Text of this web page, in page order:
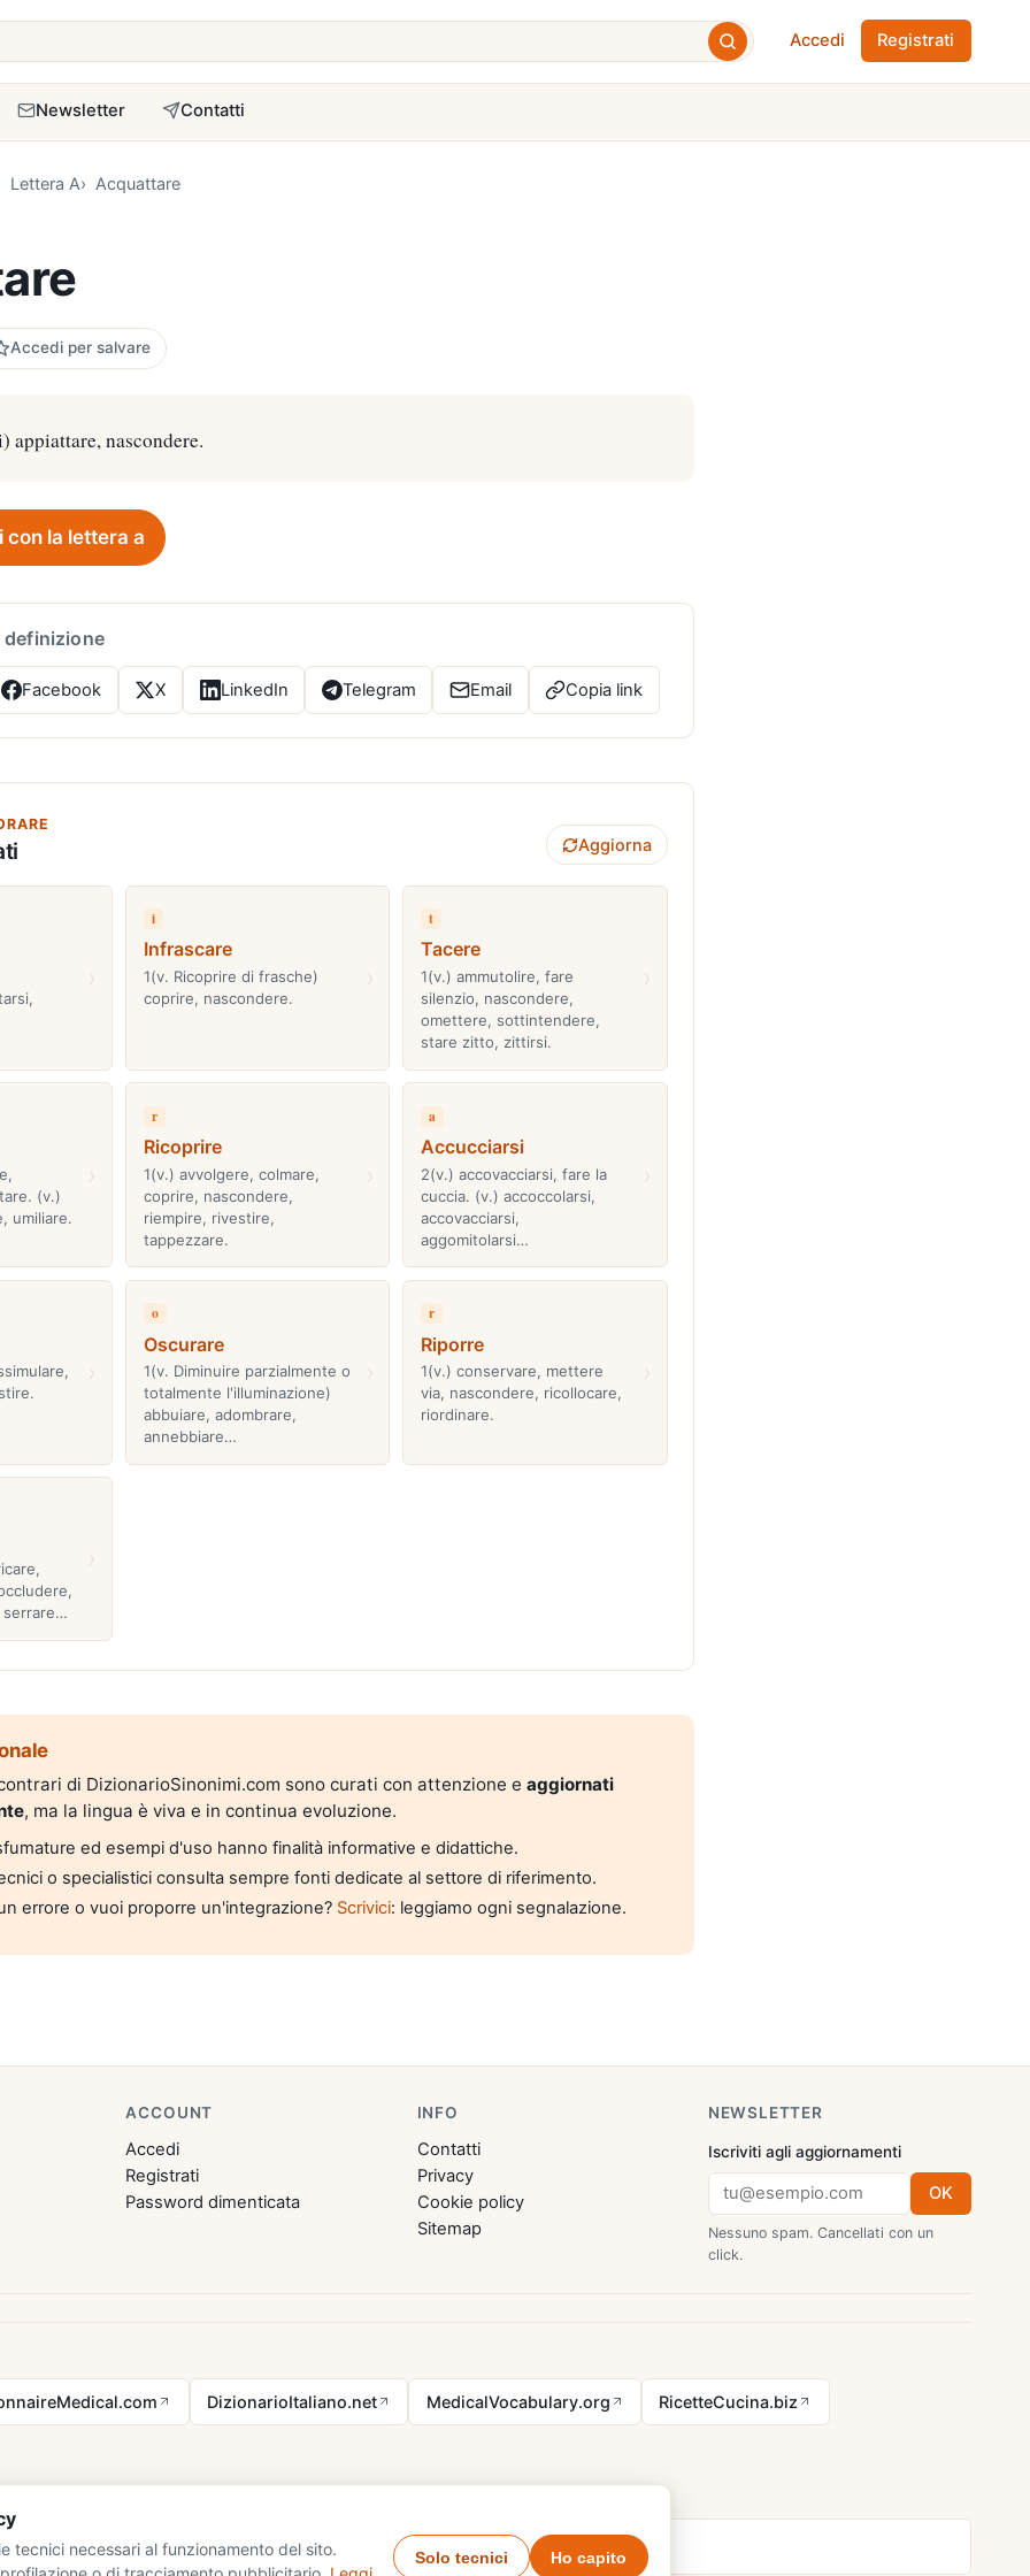
Accedi Registrati
Newsletter Contatti
Lettera A Acquattare
Accedi per salvare
appiattare, nascondere.
con la lettera a
Facebook X LinkedIn Telegram Email Copia link
Aggiorna
i
Infrascare
1(v. Ricoprire di frasche)
coprire, nascondere.
t
Tacere
1(v.) ammutolire, fare
silenzio, nascondere,
omettere, sottintendere,
stare zitto, zittirsi.
(v.)
umiliare.
r
Ricoprire
1(v.) avvolgere, colmare,
coprire, nascondere,
riempire, rivestire,
tappezzare.
a
Accucciarsi
2(v.) accovacciarsi, fare la
cuccia. (v.) accoccolarsi,
accovacciarsi,
aggomitolarsi…
o
Oscurare
1(v. Diminuire parzialmente o
totalmente l'illuminazione)
abbuiare, adombrare,
annebbiare…
r
Riporre
1(v.) conservare, mettere
via, nascondere, ricollocare,
riordinare.
serrare…
di DizionarioSinonimi.com sono curati con attenzione e aggiornati
, ma la lingua è viva e in continua evoluzione.
ed esempi d'uso hanno finalità informative e didattiche.
o specialistici consulta sempre fonti dedicate al settore di riferimento.
errore o vuoi proporre un'integrazione? Scrivici: leggiamo ogni segnalazione.
ACCOUNT
Accedi
Registrati
Password dimenticata
INFO
Contatti
Privacy
Cookie policy
Sitemap
NEWSLETTER
Iscriviti agli aggiornamenti
OK
Nessuno spam. Cancellati con un
click.
DizionarioItaliano.net MedicalVocabulary.org RicetteCucina.biz
tecnici necessari al funzionamento del sito.
Solo tecnici Ho capito